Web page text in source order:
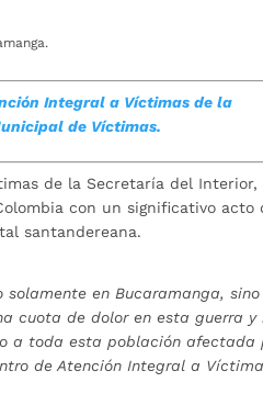
Integral a Víctimas de la
de Víctimas.
de la Secretaría del Interior,
con un significativo acto
santandereana.
en Bucaramanga, sino
cuota de dolor en esta guerra y
a toda esta población afectada
de Atención Integral a